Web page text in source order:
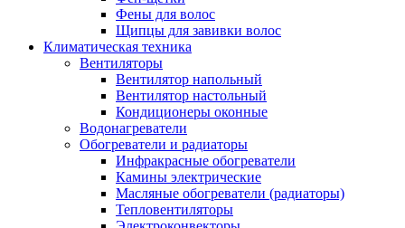
Фены для волос
Щипцы для завивки волос
Климатическая техника
Вентиляторы
Вентилятор напольный
Вентилятор настольный
Кондиционеры оконные
Водонагреватели
Обогреватели и радиаторы
Инфракрасные обогреватели
Камины электрические
Масляные обогреватели (радиаторы)
Тепловентиляторы